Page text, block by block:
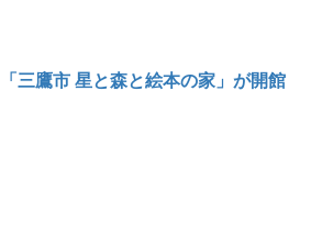
「三鷹市 星と森と絵本の家」が開館